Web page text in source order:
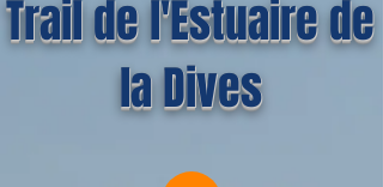
Trail de l'Estuaire de
la Dives